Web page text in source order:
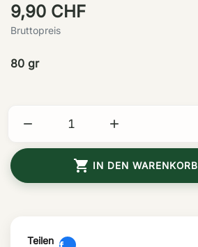
9,90 CHF
Bruttopreis
80 gr
 
 IN DEN WARENKORB
Teilen